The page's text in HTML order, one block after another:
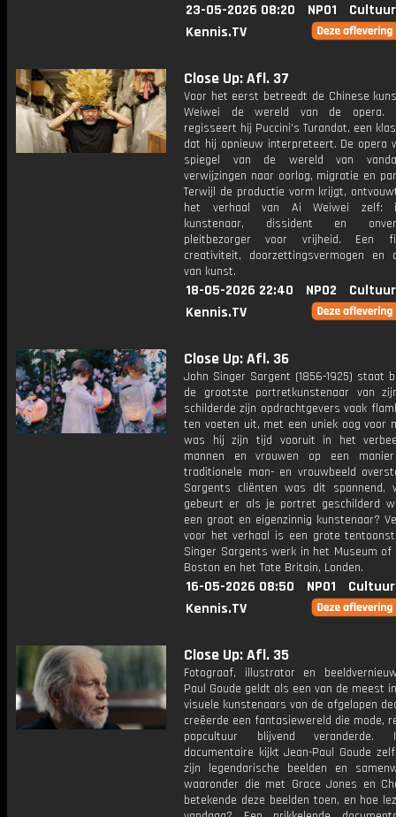
23-05-2026 08:20 NPO1
Kennis.TV
Close Up: Afl. 37
Voor het eerst betreedt de Chinese
Weiwei de wereld van de opera.
regisseert hij Puccini's Turandot, een
dat hij opnieuw interpreteert. De opera
spiegel van de wereld van
verwijzingen naar oorlog, migratie en
Terwijl de productie vorm krijgt,
het verhaal van Ai Weiwei zelf:
kunstenaar, dissident en
pleitbezorger voor vrijheid. Een
creativiteit, doorzettingsvermogen en
van kunst.
18-05-2026 22:40 NPO2
Kennis.TV
Close Up: Afl. 36
John Singer Sargent (1856-1925) staat
de grootste portretkunstenaar van
schilderde zijn opdrachtgevers vaak
ten voeten uit, met een uniek oog voor
was hij zijn tijd vooruit in het
mannen en vrouwen op een
traditionele man- en vrouwbeeld
Sargents cliënten was dit spannend,
gebeurt er als je portret geschilderd
een groot en eigenzinnig kunstenaar?
voor het verhaal is een grote
Singer Sargents werk in het Museum of
Boston en het Tate Britain, Londen.
16-05-2026 08:50 NPO1
Kennis.TV
Close Up: Afl. 35
Fotograaf, illustrator en
Paul Goude geldt als een van de meest
visuele kunstenaars van de afgelopen
creëerde een fantasiewereld die mode,
popcultuur blijvend veranderde.
documentaire kijkt Jean-Paul Goude
zijn legendarische beelden en
waaronder die met Grace Jones en
betekende deze beelden toen, en hoe